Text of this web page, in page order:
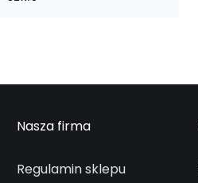
Nasza firma
Regulamin sklepu